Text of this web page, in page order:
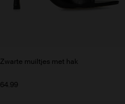
Zwarte muiltjes met hak
64.99